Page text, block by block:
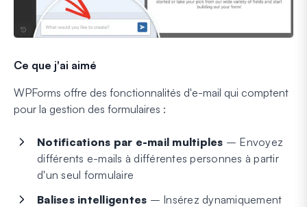
Ce que j'ai aimé
WPForms offre des fonctionnalités d'e-mail qui comptent
pour la gestion des formulaires :
Notifications par e-mail multiples – Envoyez
différents e-mails à différentes personnes à partir
d'un seul formulaire
Balises intelligentes – Insérez dynamiquement